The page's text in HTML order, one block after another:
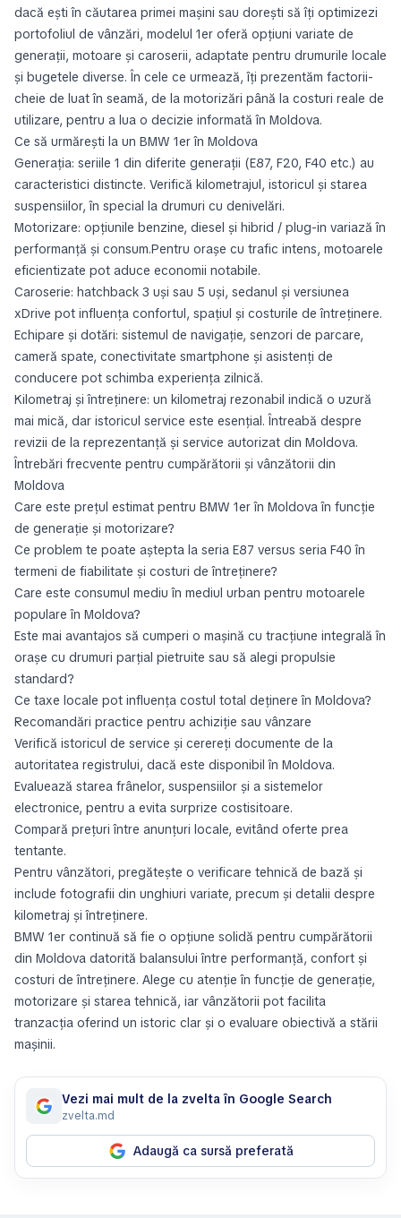
dacă ești în căutarea primei mașini sau dorești să îți optimizezi
portofoliul de vânzări, modelul 1er oferă opțiuni variate de
generații, motoare și caroserii, adaptate pentru drumurile locale
și bugetele diverse. În cele ce urmează, îți prezentăm factorii-
cheie de luat în seamă, de la motorizări până la costuri reale de
utilizare, pentru a lua o decizie informată în Moldova.
Ce să urmărești la un BMW 1er în Moldova
Generația: seriile 1 din diferite generații (E87, F20, F40 etc.) au
caracteristici distincte. Verifică kilometrajul, istoricul și starea
suspensiilor, în special la drumuri cu denivelări.
Motorizare: opțiunile benzine, diesel și hibrid / plug-in variază în
performanță și consum.Pentru orașe cu trafic intens, motoarele
eficientizate pot aduce economii notabile.
Caroserie: hatchback 3 uși sau 5 uși, sedanul și versiunea
xDrive pot influența confortul, spațiul și costurile de întreținere.
Echipare și dotări: sistemul de navigație, senzori de parcare,
cameră spate, conectivitate smartphone și asistenți de
conducere pot schimba experiența zilnică.
Kilometraj și întreținere: un kilometraj rezonabil indică o uzură
mai mică, dar istoricul service este esențial. Întreabă despre
revizii de la reprezentanță și service autorizat din Moldova.
Întrebări frecvente pentru cumpărătorii și vânzătorii din
Moldova
Care este prețul estimat pentru BMW 1er în Moldova în funcție
de generație și motorizare?
Ce problem te poate aștepta la seria E87 versus seria F40 în
termeni de fiabilitate și costuri de întreținere?
Care este consumul mediu în mediul urban pentru motoarele
populare în Moldova?
Este mai avantajos să cumperi o mașină cu tracțiune integrală în
orașe cu drumuri parțial pietruite sau să alegi propulsie
standard?
Ce taxe locale pot influența costul total deținere în Moldova?
Recomandări practice pentru achiziție sau vânzare
Verifică istoricul de service și cerereți documente de la
autoritatea registrului, dacă este disponibil în Moldova.
Evaluează starea frânelor, suspensiilor și a sistemelor
electronice, pentru a evita surprize costisitoare.
Compară prețuri între anunțuri locale, evitând oferte prea
tentante.
Pentru vânzători, pregătește o verificare tehnică de bază și
include fotografii din unghiuri variate, precum și detalii despre
kilometraj și întreținere.
BMW 1er continuă să fie o opțiune solidă pentru cumpărătorii
din Moldova datorită balansului între performanță, confort și
costuri de întreținere. Alege cu atenție în funcție de generație,
motorizare și starea tehnică, iar vânzătorii pot facilita
tranzacția oferind un istoric clar și o evaluare obiectivă a stării
mașinii.
Vezi mai mult de la zvelta în Google Search
zvelta.md
Adaugă ca sursă preferată